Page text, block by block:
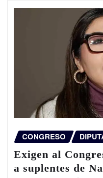
CONGRESO
Exigen al
a suplentes de